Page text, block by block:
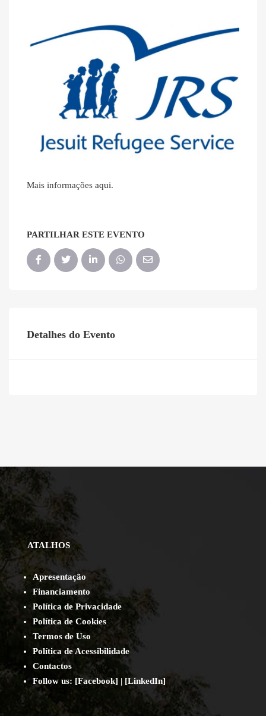
Mais informações aqui.
PARTILHAR ESTE EVENTO
Detalhes do Evento
ATALHOS
Apresentação
Financiamento
Política de Privacidade
Política de Cookies
Termos de Uso
Política de Acessibilidade
Contactos
Follow us: [Facebook] | [LinkedIn]